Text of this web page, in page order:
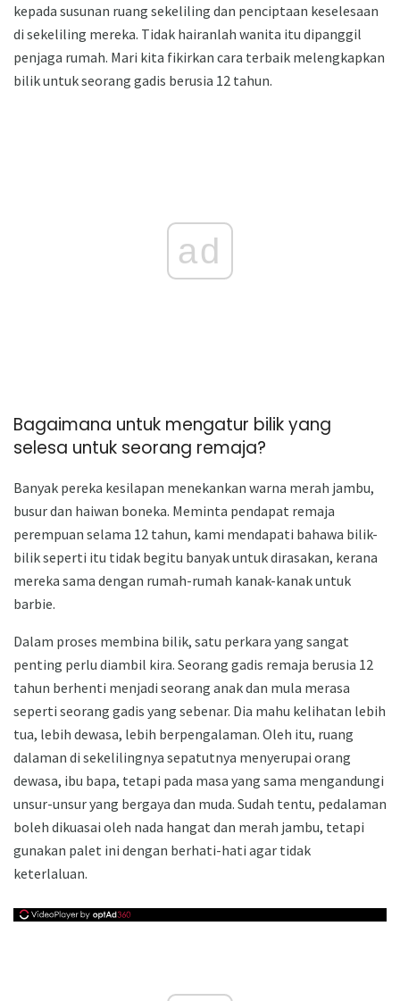
kepada susunan ruang sekeliling dan penciptaan keselesaan
di sekeliling mereka. Tidak hairanlah wanita itu dipanggil
penjaga rumah. Mari kita fikirkan cara terbaik melengkapkan
bilik untuk seorang gadis berusia 12 tahun.
ad
Bagaimana untuk mengatur bilik yang
selesa untuk seorang remaja?
Banyak pereka kesilapan menekankan warna merah jambu,
busur dan haiwan boneka. Meminta pendapat remaja
perempuan selama 12 tahun, kami mendapati bahawa bilik-
bilik seperti itu tidak begitu banyak untuk dirasakan, kerana
mereka sama dengan rumah-rumah kanak-kanak untuk
barbie.
Dalam proses membina bilik, satu perkara yang sangat
penting perlu diambil kira. Seorang gadis remaja berusia 12
tahun berhenti menjadi seorang anak dan mula merasa
seperti seorang gadis yang sebenar. Dia mahu kelihatan lebih
tua, lebih dewasa, lebih berpengalaman. Oleh itu, ruang
dalaman di sekelilingnya sepatutnya menyerupai orang
dewasa, ibu bapa, tetapi pada masa yang sama mengandungi
unsur-unsur yang bergaya dan muda. Sudah tentu, pedalaman
boleh dikuasai oleh nada hangat dan merah jambu, tetapi
gunakan palet ini dengan berhati-hati agar tidak
keterlaluan.